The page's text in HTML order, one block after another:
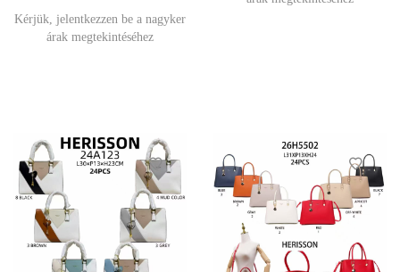
Kérjük, jelentkezzen be a nagyker
árak megtekintéséhez